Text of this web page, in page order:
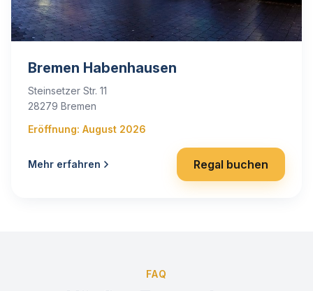
Bremen Habenhausen
Steinsetzer Str. 11
28279 Bremen
Eröffnung: August 2026
Mehr erfahren Regal buchen
FAQ